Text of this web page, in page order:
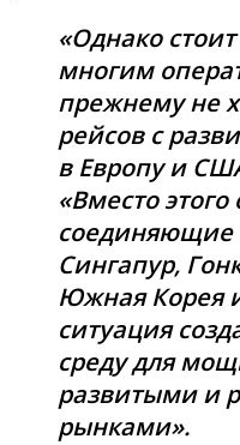
«Однако
многим
прежнему не
рейсов с
в Европу и
«Вместо
соединяющие
Сингапур,
Южная Корея
ситуация
среду для
развитыми и
рынками».